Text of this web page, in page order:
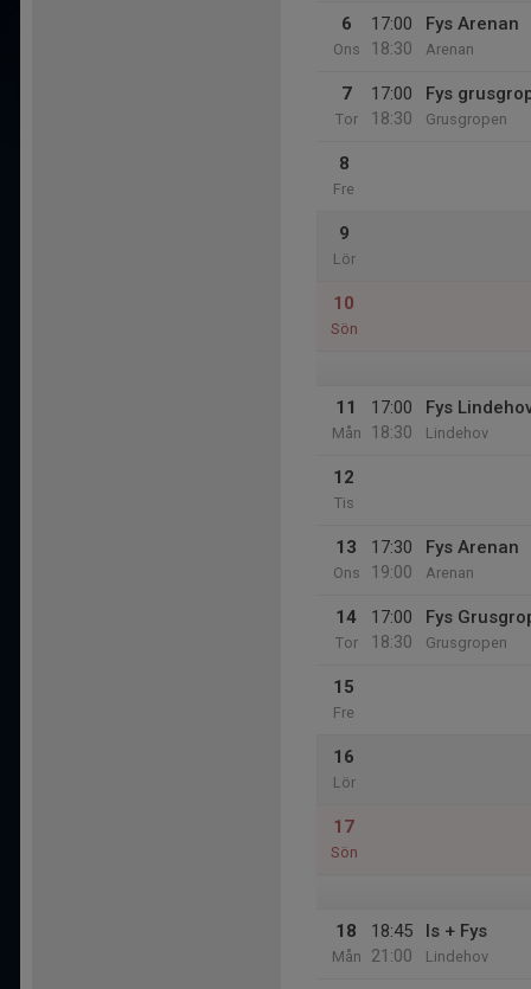
6
Ons
17:00
18:30
Fys Arenan
Arenan
7
Tor
17:00
18:30
Fys
Grusgropen
8
Fre
9
Lör
10
Sön
11
Mån
17:00
18:30
Fys
Lindehov
12
Tis
13
Ons
17:30
19:00
Fys Arenan
Arenan
14
Tor
17:00
18:30
Fys
Grusgropen
15
Fre
16
Lör
17
Sön
18
Mån
18:45
21:00
Is + Fys
Lindehov